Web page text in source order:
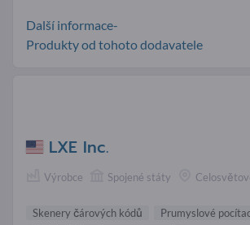
Další informace-
Produkty od tohoto dodavatele
LXE Inc.
Výrobce Spojené státy
Skenery čárových kódů
Prumyslové